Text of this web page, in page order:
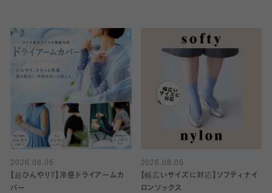
2026.08.05
【超ひんやり⁉︎】冷感ドライアームカ
バー
2026.08.05
【幅広いサイズに対応】ソフティナイ
ロンソックス